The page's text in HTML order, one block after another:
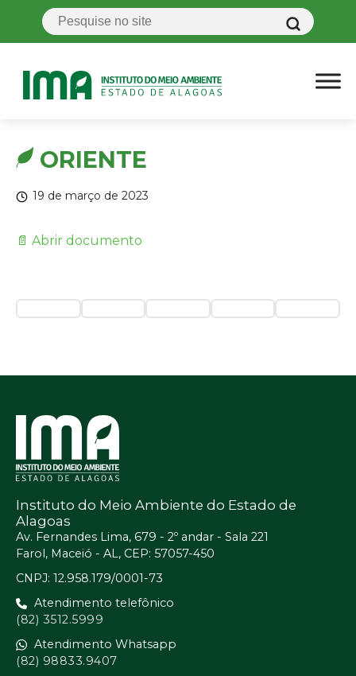
ORIENTE
19 de março de 2023
📄 Abrir documento
Instituto do Meio Ambiente do Estado de
Alagoas
Av. Fernandes Lima, 679 - 2º andar - Sala 221
Farol, Maceió - AL, CEP: 57057-450
CNPJ: 12.958.179/0001-73
Atendimento telefônico
(82) 3512.5999
Atendimento Whatsapp
(82) 98833.9407